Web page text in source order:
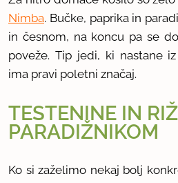
Nimba. Bučke, paprika in
in česnom, na koncu pa se
poveže. Tip jedi, ki nastane
ima pravi poletni značaj.
TESTENINE IN
PARADIŽNIKOM
Ko si zaželimo nekaj bolj